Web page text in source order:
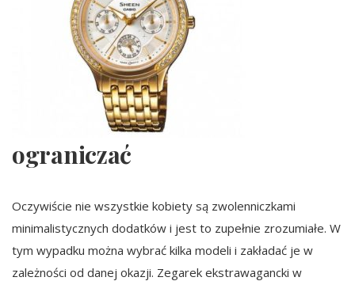
ograniczać
Oczywiście nie wszystkie kobiety są zwolenniczkami
minimalistycznych dodatków i jest to zupełnie zrozumiałe. W
tym wypadku można wybrać kilka modeli i zakładać je w
zależności od danej okazji. Zegarek ekstrawagancki w